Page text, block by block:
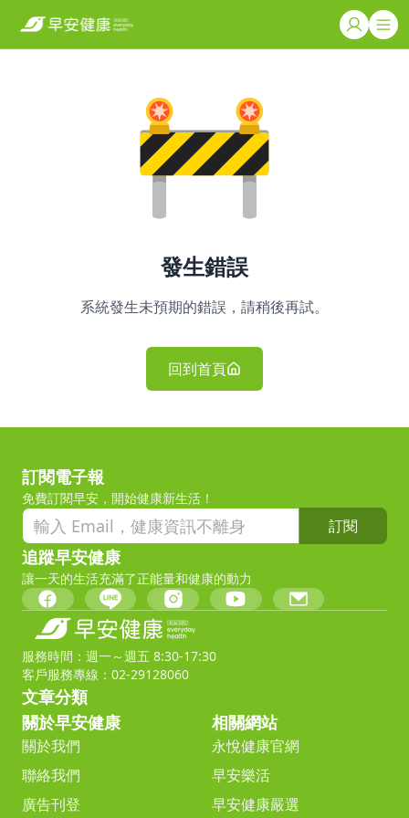
發生錯誤
系統發生未預期的錯誤，請稍後再試。
回到首頁
訂閱電子報
免費訂閱早安，開始健康新生活！
訂閱
追蹤早安健康
讓一天的生活充滿了正能量和健康的動力
服務時間：週一～週五 8:30-17:30
客戶服務專線：02-29128060
文章分類
關於早安健康
關於我們
聯絡我們
廣告刊登
相關網站
永悅健康官網
早安樂活
早安健康嚴選